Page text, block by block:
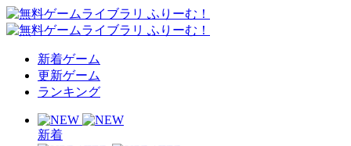
新着ゲーム
更新ゲーム
ランキング
新着